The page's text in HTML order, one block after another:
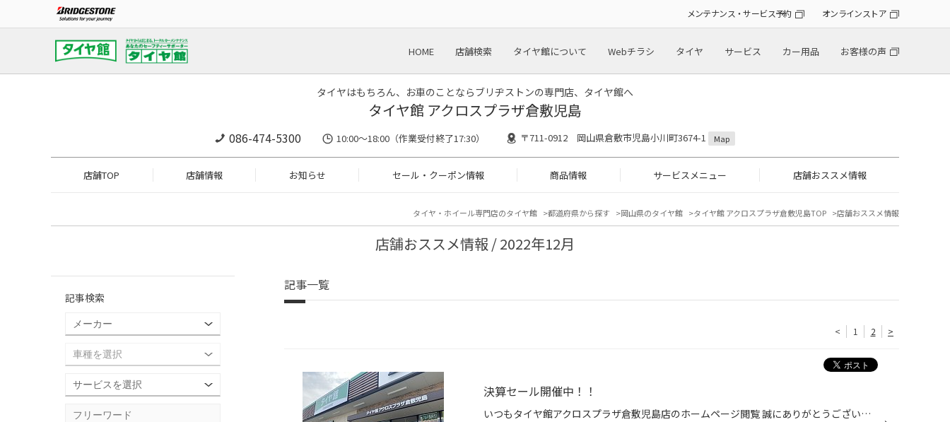
メンテナンス・サービス予約 オンラインストア
HOME 店舗検索 タイヤ館について Webチラシ タイヤ サービス カー用品 お客様の声
タイヤはもちろん、お車のことならブリヂストンの専門店、タイヤ館へ
タイヤ館 アクロスプラザ倉敷児島
086-474-5300 10:00〜18:00（作業受付終了17:30） 〒711-0912 岡山県倉敷市児島小川町3674-1 Map
店舗TOP 店舗情報 お知らせ セール・クーポン情報 商品情報 サービスメニュー 店舗おススメ情報
タイヤ・ホイール専門店のタイヤ館 都道府県から探す 岡山県のタイヤ館 タイヤ館 アクロスプラザ倉敷児島TOP 店舗おススメ情報
店舗おススメ情報 / 2022年12月
記事一覧
< 1 2 >
決算セール開催中！！
いつもタイヤ館アクロスプラザ倉敷児島店のホームページ閲覧 誠にありがとうございます♪ 只今、決算セール 開催中！！ 皆様のご来店、お待ちしております(^^)/ お客様のお時間を無駄にしない為、WEB予約も実施中！！ こちらもご活用下さい。
記事検索